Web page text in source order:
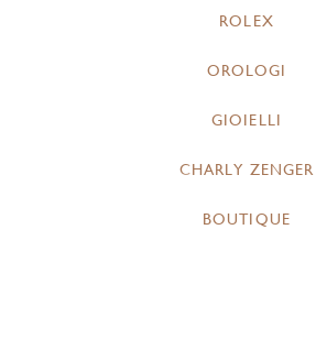
ROLEX
OROLOGI
GIOIELLI
CHARLY ZENGER
BOUTIQUE